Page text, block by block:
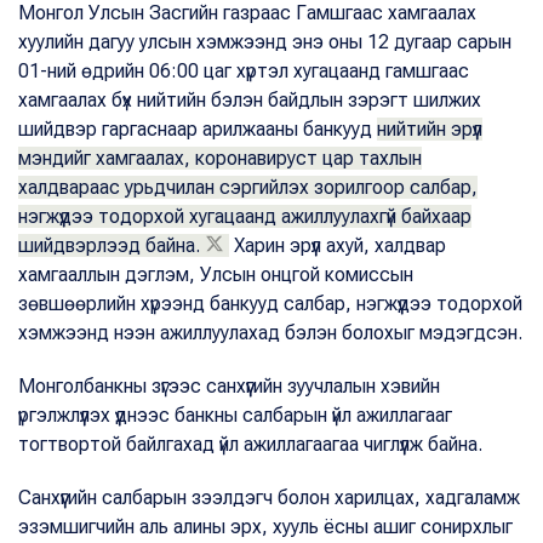
Монгол Улсын Засгийн газраас Гамшгаас хамгаалах
хуулийн дагуу улсын хэмжээнд энэ оны 12 дугаар сарын
01-ний өдрийн 06:00 цаг хүртэл хугацаанд гамшгаас
хамгаалах бүх нийтийн бэлэн байдлын зэрэгт шилжих
шийдвэр гаргаснаар арилжааны банкууд нийтийн эрүүл
мэндийг хамгаалах, коронавируст цар тахлын
халдвараас урьдчилан сэргийлэх зорилгоор салбар,
нэгжүүдээ тодорхой хугацаанд ажиллуулахгүй байхаар
шийдвэрлээд байна.
Харин эрүүл ахуй, халдвар
хамгааллын дэглэм, Улсын онцгой комиссын
зөвшөөрлийн хүрээнд банкууд салбар, нэгжүүдээ тодорхой
хэмжээнд нээн ажиллуулахад бэлэн болохыг мэдэгдсэн.
Монголбанкны зүгээс санхүүгийн зуучлалын хэвийн
үргэлжлүүлэх үүднээс банкны салбарын үйл ажиллагааг
тогтвортой байлгахад үйл ажиллагаагаа чиглүүлж байна.
Санхүүгийн салбарын зээлдэгч болон харилцах, хадгаламж
эзэмшигчийн аль алины эрх, хууль ёсны ашиг сонирхлыг